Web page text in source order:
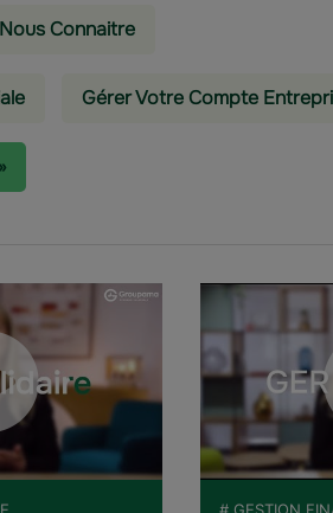
Nous Connaitre
Gérer Votre Compte
# GESTION